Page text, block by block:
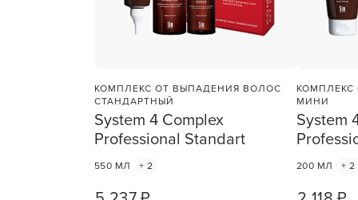
Для
КОМПЛЕКС ОТ ВЫПАДЕНИЯ ВОЛОС
СТАНДАРТНЫЙ
System 4 Complex
Professional Standart
550 МЛ + 2
МИНИ
System
200 МЛ + 2